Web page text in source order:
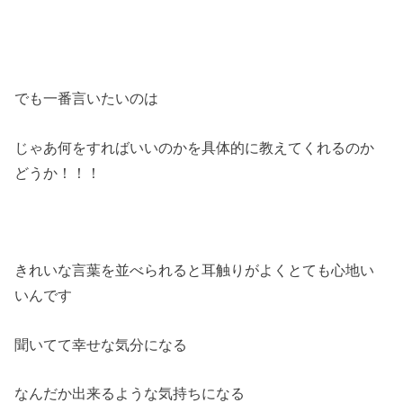
でも一番言いたいのは
じゃあ何をすればいいのかを具体的に教えてくれるのか
どうか！！！
きれいな言葉を並べられると耳触りがよくとても心地い
いんです
聞いてて幸せな気分になる
なんだか出来るような気持ちになる